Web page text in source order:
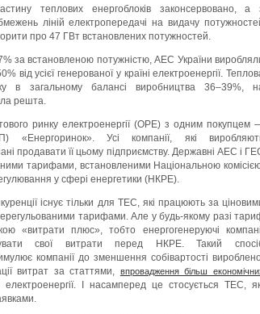
теплових енергоблоків законсервовано, а
ліній електропередачі на видачу
про 47 ГВт встановлених потужностей.
за встановленою потужністю, АЕС України
від усієї генерованої у країні електроенергії.
в загальному балансі виробництва 36–39%,
решта.
ринку електроенергії (ОРЕ) з одним покупцем
«Енергоринок». Усі компанії, які
продавати її цьому підприємству. Державні АЕС і
тарифами, встановленими Національною
у сфері енергетики (НКРЕ).
існує тільки для ТЕС, які працюють за
тарифами. Але у будь-якому разі
«витрати плюс», тобто енергогенеруючі
свої витрати перед НКРЕ. Такий
компанії до зменшення собівартості
витрат за статтями, впровадження більш
електроенергії. І насамперед це стосується ТЕС,